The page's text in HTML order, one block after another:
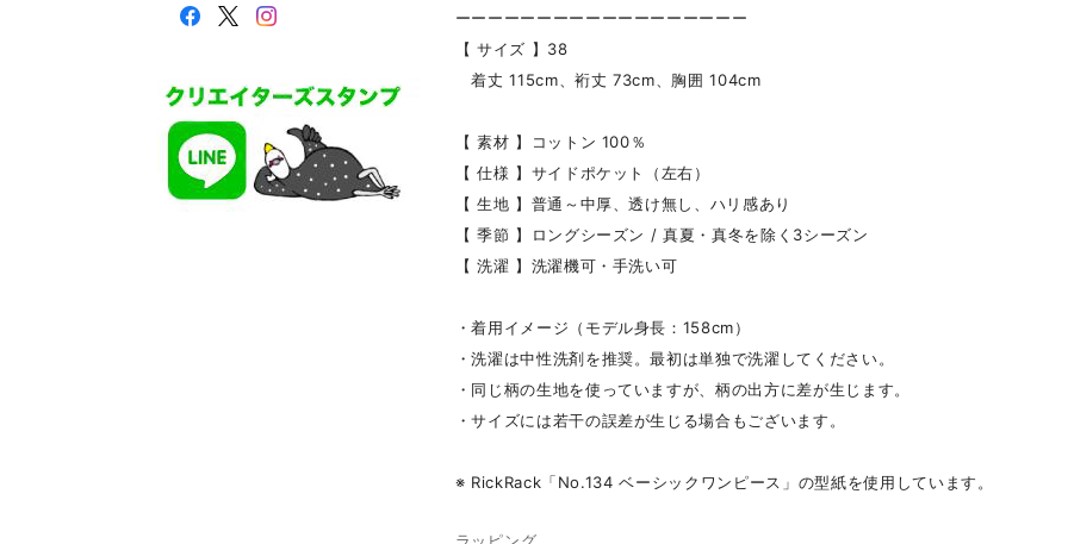
ーーーーーーーーーーーーーーーーーー
【 サイズ 】38
着丈 115cm、裄丈 73cm、胸囲 104cm
【 素材 】コットン 100％
【 仕様 】サイドポケット（左右）
【 生地 】普通～中厚、透け無し、ハリ感あり
【 季節 】ロングシーズン / 真夏・真冬を除く3シーズン
【 洗濯 】洗濯機可・手洗い可
・着用イメージ（モデル身長：158cm）
・洗濯は中性洗剤を推奨。最初は単独で洗濯してください。
・同じ柄の生地を使っていますが、柄の出方に差が生じます。
・サイズには若干の誤差が生じる場合もございます。
※ RickRack「No.134 ベーシックワンピース」の型紙を使用しています。